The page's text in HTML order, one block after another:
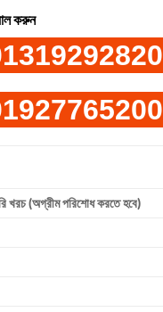
করুন
খরচ (অগ্রীম পরিশোধ করতে হবে)